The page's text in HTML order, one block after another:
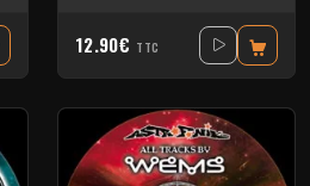
12.90€ TTC